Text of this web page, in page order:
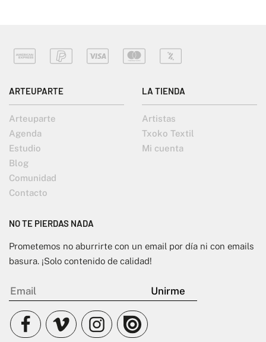
ARTEUPARTE
Arteuparte
Agenda
Estudio
Blog
Comunidad
Contacto
LA TIENDA
Artistas
Txoko Textil
Mi cuenta
NO TE PIERDAS NADA
Prometemos no aburrirte con un email por día ni con emails
basura. ¡Solo contenido de calidad!